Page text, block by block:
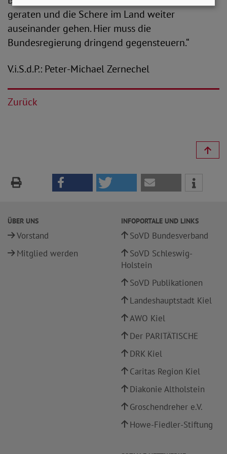
geraten und die Schere im Land weiter
auseinander gehen. Hier muss die
Bundesregierung dringend gegensteuern.“
V.i.S.d.P.: Peter-Michael Zernechel
Zurück
ÜBER UNS
Vorstand
Mitglied werden
INFOPORTALE UND LINKS
SoVD Bundesverband
SoVD Schleswig-
Holstein
SoVD Publikationen
Landeshauptstadt Kiel
AWO Kiel
Der PARITÄTISCHE
DRK Kiel
Caritas Region Kiel
Diakonie Altholstein
Groschendreher e.V.
Howe-Fiedler-Stiftung